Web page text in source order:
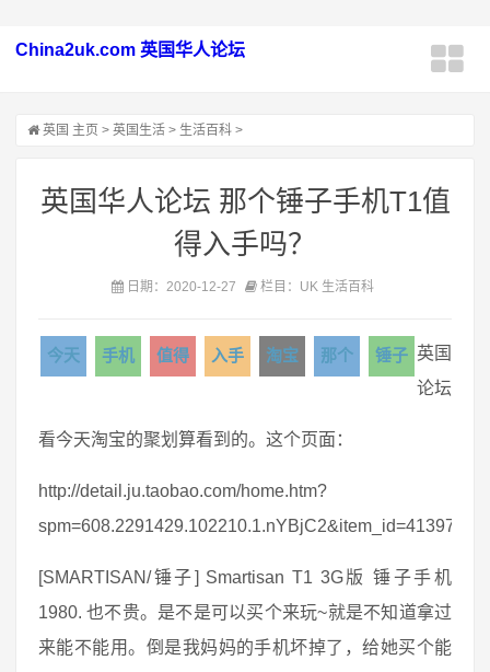
China2uk.com 英国华人论坛
英国 主页 > 英国生活 > 生活百科 >
英国华人论坛 那个锤子手机T1值
得入手吗？
日期：2020-12-27 栏目：UK 生活百科
今天 手机 值得 入手 淘宝 那个 锤子 英国
论坛
看今天淘宝的聚划算看到的。这个页面：
http://detail.ju.taobao.com/home.htm?
[SMARTISAN/锤子] Smartisan T1 3G版 锤子手机
1980. 也不贵。是不是可以买个来玩~就是不知道拿过
来能不能用。倒是我妈妈的手机坏掉了，给她买个能